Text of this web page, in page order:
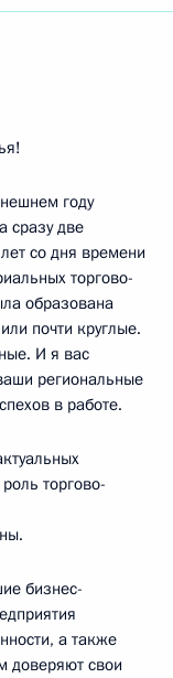
году
сразу две
со дня времени
торгово-
образована
почти круглые.
И я вас
региональные
в работе.
торгово-
бизнес-
а также
доверяют свои